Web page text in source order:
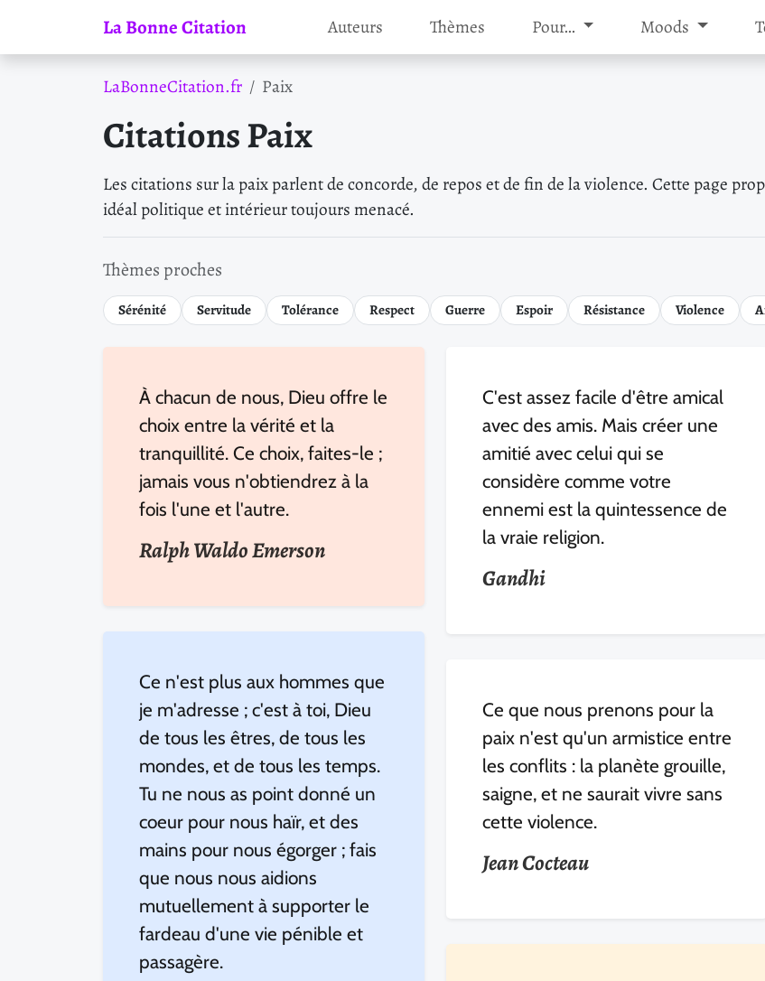
La Bonne Citation Auteurs Thèmes Pour… Moods
LaBonneCitation.fr Paix
Citations Paix
Les citations sur la paix parlent de concorde, de repos et de fin de la violence. Cette page
idéal politique et intérieur toujours menacé.
Thèmes proches
Sérénité Servitude Tolérance Respect Guerre Espoir Résistance Violence
À chacun de nous, Dieu offre le
choix entre la vérité et la
tranquillité. Ce choix, faites-le ;
jamais vous n'obtiendrez à la
fois l'une et l'autre.
Ralph Waldo Emerson
C'est assez facile d'être amical
avec des amis. Mais créer une
amitié avec celui qui se
considère comme votre
ennemi est la quintessence de
la vraie religion.
Gandhi
Ce n'est plus aux hommes que
je m'adresse ; c'est à toi, Dieu
de tous les êtres, de tous les
mondes, et de tous les temps.
Tu ne nous as point donné un
coeur pour nous haïr, et des
mains pour nous égorger ; fais
que nous nous aidions
mutuellement à supporter le
fardeau d'une vie pénible et
passagère.
Ce que nous prenons pour la
paix n'est qu'un armistice entre
les conflits : la planète grouille,
saigne, et ne saurait vivre sans
cette violence.
Jean Cocteau